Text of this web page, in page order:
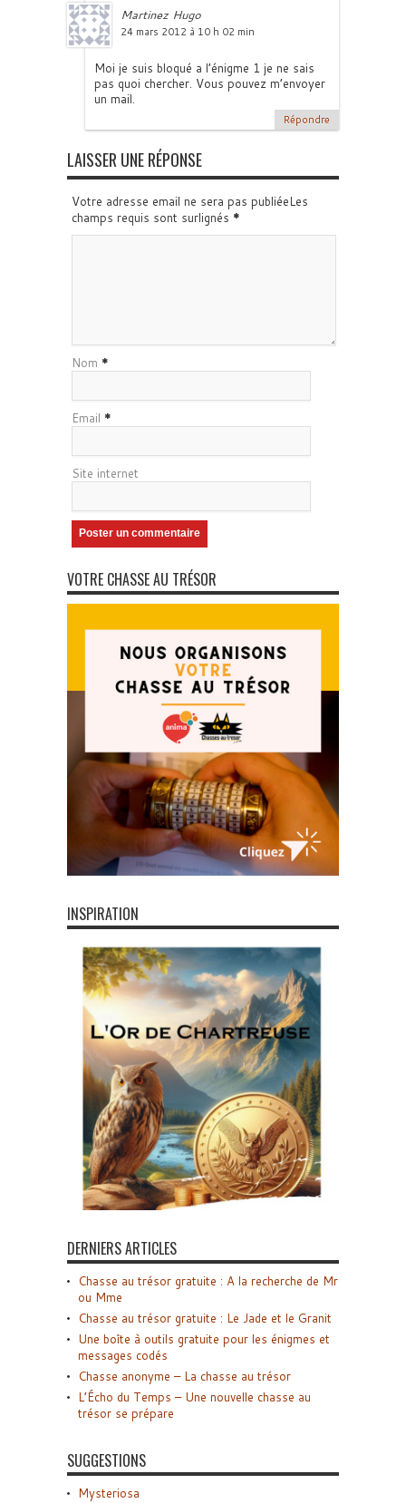
Martinez Hugo
24 mars 2012 à 10 h 02 min
Moi je suis bloqué a l’énigme 1 je ne sais
pas quoi chercher. Vous pouvez m’envoyer
un mail.
Répondre
LAISSER UNE RÉPONSE
Votre adresse email ne sera pas publiéeLes
champs requis sont surlignés *
Nom *
Email *
Site internet
VOTRE CHASSE AU TRÉSOR
INSPIRATION
DERNIERS ARTICLES
Chasse au trésor gratuite : A la recherche de Mr
ou Mme
Chasse au trésor gratuite : Le Jade et le Granit
Une boîte à outils gratuite pour les énigmes et
messages codés
Chasse anonyme – La chasse au trésor
L’Écho du Temps – Une nouvelle chasse au
trésor se prépare
SUGGESTIONS
Mysteriosa